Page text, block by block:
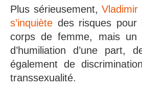
Plus sérieusement,Vladimir
s’inquiète des risques
corps de femme, mais un
d’humiliation d’une part,
également de
transsexualité.